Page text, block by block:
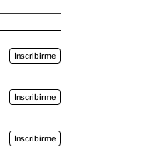
Inscribirme
Inscribirme
Inscribirme